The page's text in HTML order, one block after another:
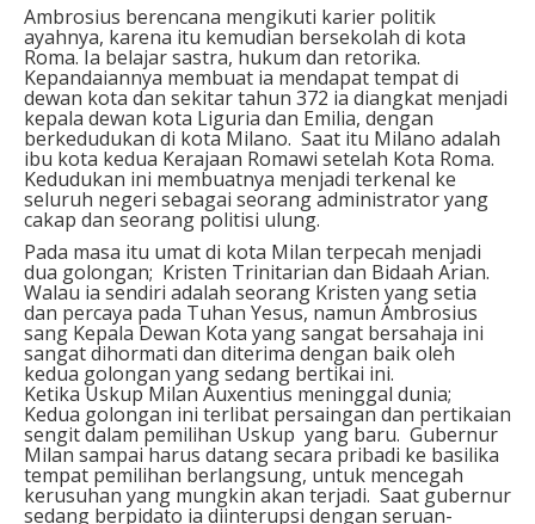
Ambrosius berencana mengikuti karier politik
ayahnya, karena itu kemudian bersekolah di kota
Roma. Ia belajar sastra, hukum dan retorika.
Kepandaiannya membuat ia mendapat tempat di
dewan kota dan sekitar tahun 372 ia diangkat menjadi
kepala dewan kota Liguria dan Emilia, dengan
berkedudukan di kota Milano. Saat itu Milano adalah
ibu kota kedua Kerajaan Romawi setelah Kota Roma.
Kedudukan ini membuatnya menjadi terkenal ke
seluruh negeri sebagai seorang administrator yang
cakap dan seorang politisi ulung.
Pada masa itu umat di kota Milan terpecah menjadi
dua golongan; Kristen Trinitarian dan Bidaah Arian.
Walau ia sendiri adalah seorang Kristen yang setia
dan percaya pada Tuhan Yesus, namun Ambrosius
sang Kepala Dewan Kota yang sangat bersahaja ini
sangat dihormati dan diterima dengan baik oleh
kedua golongan yang sedang bertikai ini.
Ketika Uskup Milan Auxentius meninggal dunia;
Kedua golongan ini terlibat persaingan dan pertikaian
sengit dalam pemilihan Uskup yang baru. Gubernur
Milan sampai harus datang secara pribadi ke basilika
tempat pemilihan berlangsung, untuk mencegah
kerusuhan yang mungkin akan terjadi. Saat gubernur
sedang berpidato ia diinterupsi dengan seruan-